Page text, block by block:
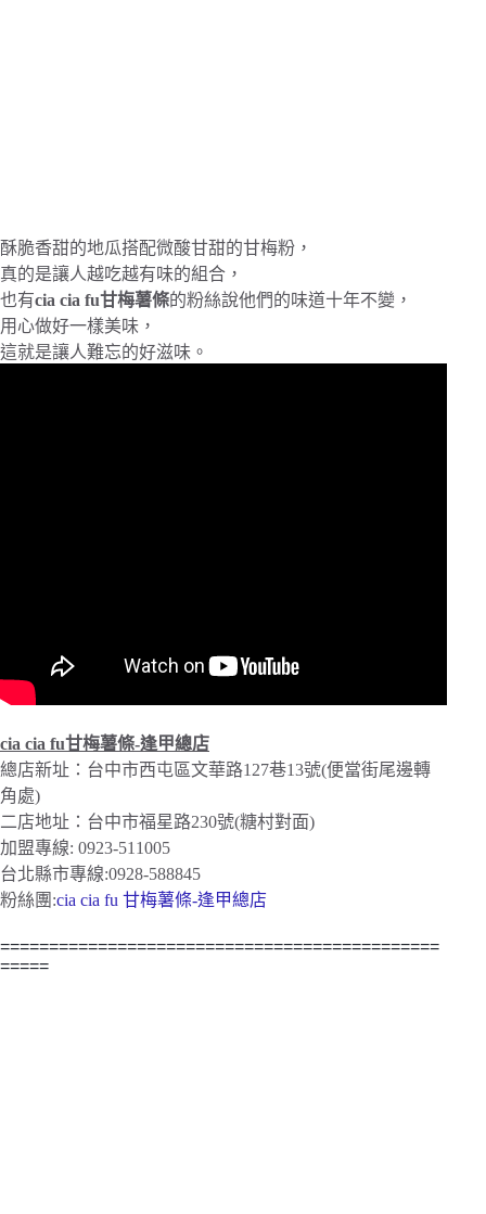
酥脆香甜的地瓜搭配微酸甘甜的甘梅粉，
真的是讓人越吃越有味的組合，
也有cia cia fu甘梅薯條的粉絲說他們的味道十年不變，
用心做好一樣美味，
這就是讓人難忘的好滋味。
cia cia fu甘梅薯條-逢甲總店
總店新址：台中市西屯區文華路127巷13號(便當街尾邊轉
角處)
二店地址：台中市福星路230號(糖村對面)
加盟專線: 0923-511005
台北縣市專線:0928-588845
粉絲團:cia cia fu 甘梅薯條-逢甲總店
=============================================
=====